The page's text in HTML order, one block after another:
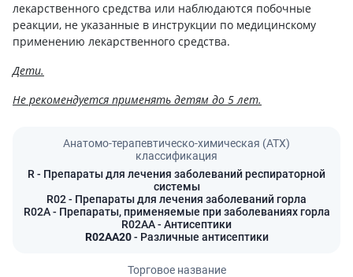
лекарственного средства или наблюдаются побочные
реакции, не указанные в инструкции по медицинскому
применению лекарственного средства.
Дети.
Не рекомендуется применять детям до 5 лет.
Анатомо-терапевтическо-химическая (АТХ)
классификация
R - Препараты для лечения заболеваний респираторной
системы
R02- Препараты для лечения заболеваний горла
R02A- Препараты, применяемые при заболеваниях горла
R02AA- Антисептики
R02AA20- Различные антисептики
Торговое название